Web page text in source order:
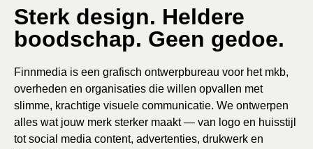
Sterk design. Heldere
boodschap. Geen gedoe.
Finnmedia is een grafisch ontwerpbureau voor het mkb,
overheden en organisaties die willen opvallen met
slimme, krachtige visuele communicatie. We ontwerpen
alles wat jouw merk sterker maakt — van logo en huisstijl
tot social media content, advertenties, drukwerk en